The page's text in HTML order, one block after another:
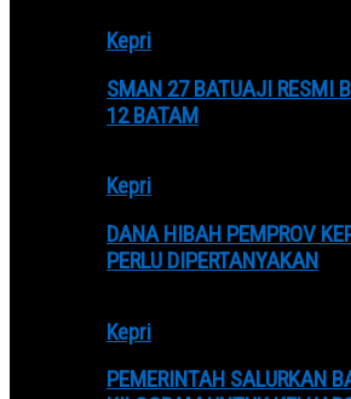
Kepri
SMAN 27 BATUAJI RESMI
12 BATAM
Kepri
DANA HIBAH PEMPROV
PERLU DIPERTANYAKAN
Kepri
PEMERINTAH SALURKAN